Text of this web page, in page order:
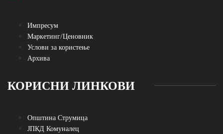
Импресум
Маркетинг/Ценовник
Услови за користење
Архива
КОРИСНИ ЛИНКОВИ
Општина Струмица
ЈПКД Комуналец